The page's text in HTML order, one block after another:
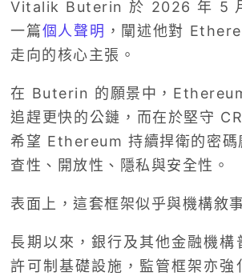
Vitalik Buterin 於 2026 年 5
一篇個人聲明 ，闡述他對
走向的核心主張。
在 Buterin 的願景中，
追趕更快的公鏈，而在於堅守
希望 Ethereum 持續捍衛的密碼
查性、開放性、隱私與安全性。
表面上，這套框架似乎與機構敘
長期以來，銀行及其他金融機構
許可制基礎設施，監管框架亦強